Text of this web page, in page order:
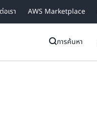
เรา AWS Marketplace
การค้นหา